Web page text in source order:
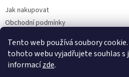
Tento web používá soubory
tohoto webu vyjadřujete souhlas s
informacízde.
Jak nakupovat
Obchodní podmínky
Kontakty